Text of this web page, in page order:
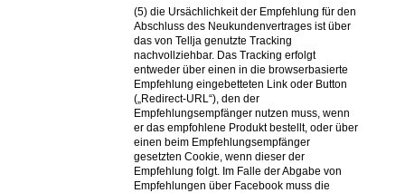
(5) die Ursächlichkeit der Empfehlung für den
Abschluss des Neukundenvertrages ist über
das von Tellja genutzte Tracking
nachvollziehbar. Das Tracking erfolgt
entweder über einen in die browserbasierte
Empfehlung eingebetteten Link oder Button
(„Redirect-URL“), den der
Empfehlungsempfänger nutzen muss, wenn
er das empfohlene Produkt bestellt, oder über
einen beim Empfehlungsempfänger
gesetzten Cookie, wenn dieser der
Empfehlung folgt. Im Falle der Abgabe von
Empfehlungen über Facebook muss die